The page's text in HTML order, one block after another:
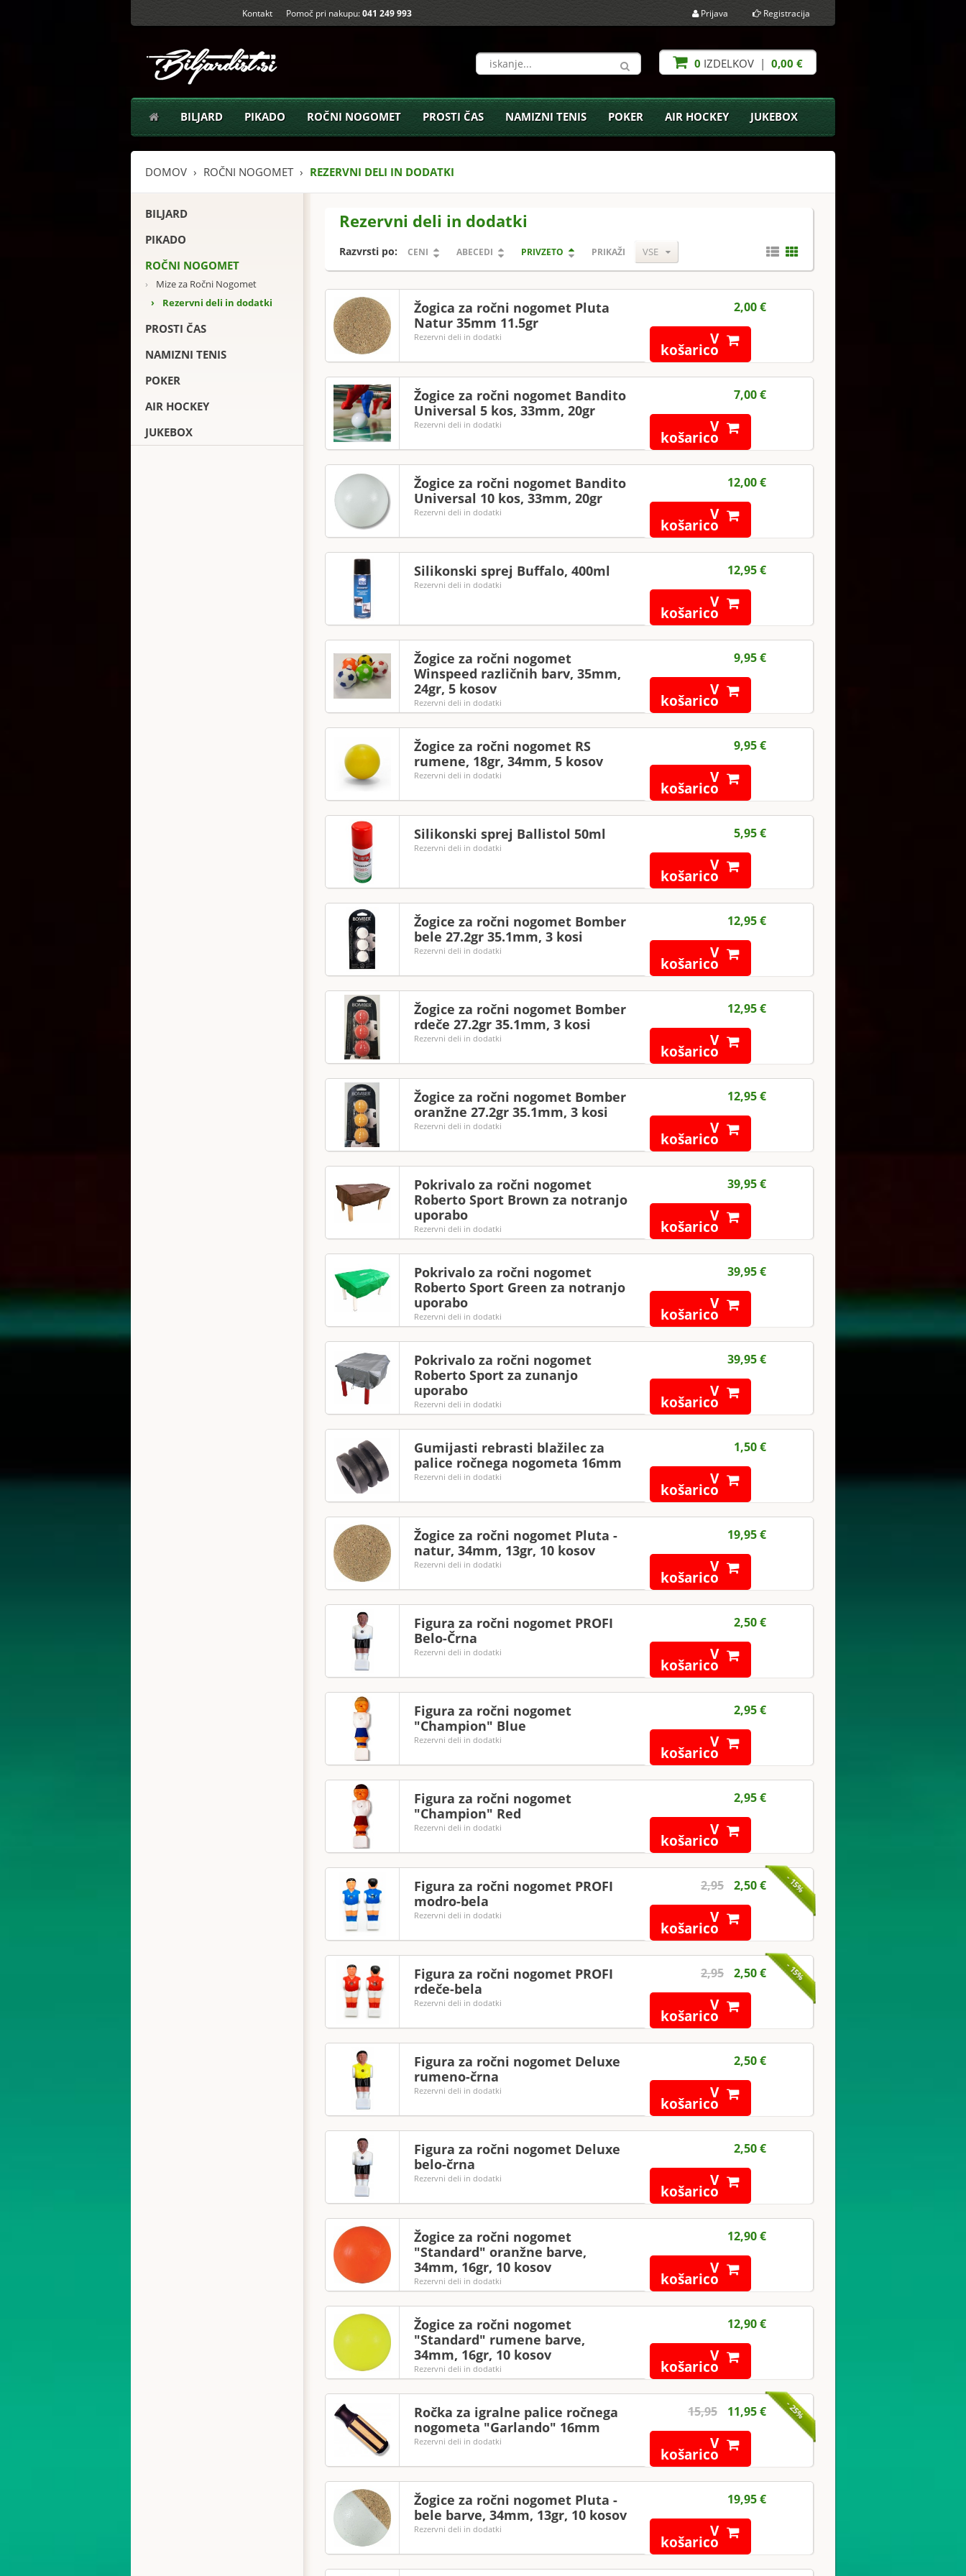
Kontakt Pomoč pri nakupu:041 249 993 Prijava Registracija
0 IZDELKOV | 0,00 €
BILJARD PIKADO ROČNI NOGOMET PROSTI ČAS NAMIZNI TENIS POKER AIR HOCKEY JUKEBOX
DOMOV ROČNI NOGOMET REZERVNI DELI IN DODATKI
BILJARD
PIKADO
ROČNI NOGOMET
›
Mize za Ročni Nogomet
›
Rezervni deli in dodatki
PROSTI ČAS
NAMIZNI TENIS
POKER
AIR HOCKEY
JUKEBOX
Rezervni deli in dodatki
Razvrsti po: CENI ABECEDI PRIVZETO PRIKAŽI VSE
Žogica za ročni nogomet Pluta
Natur 35mm 11.5gr
Rezervni deli in dodatki
2,00 €
V
košarico
Žogice za ročni nogomet Bandito
Universal 5 kos, 33mm, 20gr
Rezervni deli in dodatki
7,00 €
V
košarico
Žogice za ročni nogomet Bandito
Universal 10 kos, 33mm, 20gr
Rezervni deli in dodatki
12,00 €
V
košarico
Silikonski sprej Buffalo, 400ml
Rezervni deli in dodatki
12,95 €
V
košarico
Žogice za ročni nogomet
Winspeed različnih barv, 35mm,
24gr, 5 kosov
Rezervni deli in dodatki
9,95 €
V
košarico
Žogice za ročni nogomet RS
rumene, 18gr, 34mm, 5 kosov
Rezervni deli in dodatki
9,95 €
V
košarico
Silikonski sprej Ballistol 50ml
Rezervni deli in dodatki
5,95 €
V
košarico
Žogice za ročni nogomet Bomber
bele 27.2gr 35.1mm, 3 kosi
Rezervni deli in dodatki
12,95 €
V
košarico
Žogice za ročni nogomet Bomber
rdeče 27.2gr 35.1mm, 3 kosi
Rezervni deli in dodatki
12,95 €
V
košarico
Žogice za ročni nogomet Bomber
oranžne 27.2gr 35.1mm, 3 kosi
Rezervni deli in dodatki
12,95 €
V
košarico
Pokrivalo za ročni nogomet
Roberto Sport Brown za notranjo
uporabo
Rezervni deli in dodatki
39,95 €
V
košarico
Pokrivalo za ročni nogomet
Roberto Sport Green za notranjo
uporabo
Rezervni deli in dodatki
39,95 €
V
košarico
Pokrivalo za ročni nogomet
Roberto Sport za zunanjo
uporabo
Rezervni deli in dodatki
39,95 €
V
košarico
Gumijasti rebrasti blažilec za
palice ročnega nogometa 16mm
Rezervni deli in dodatki
1,50 €
V
košarico
Žogice za ročni nogomet Pluta -
natur, 34mm, 13gr, 10 kosov
Rezervni deli in dodatki
19,95 €
V
košarico
Figura za ročni nogomet PROFI
Belo-Črna
Rezervni deli in dodatki
2,50 €
V
košarico
Figura za ročni nogomet
"Champion" Blue
Rezervni deli in dodatki
2,95 €
V
košarico
Figura za ročni nogomet
"Champion" Red
Rezervni deli in dodatki
2,95 €
V
košarico
- 15%
Figura za ročni nogomet PROFI
modro-bela
Rezervni deli in dodatki
2,95 2,50 €
V
košarico
- 15%
Figura za ročni nogomet PROFI
rdeče-bela
Rezervni deli in dodatki
2,95 2,50 €
V
košarico
Figura za ročni nogomet Deluxe
rumeno-črna
Rezervni deli in dodatki
2,50 €
V
košarico
Figura za ročni nogomet Deluxe
belo-črna
Rezervni deli in dodatki
2,50 €
V
košarico
Žogice za ročni nogomet
"Standard" oranžne barve,
34mm, 16gr, 10 kosov
Rezervni deli in dodatki
12,90 €
V
košarico
Žogice za ročni nogomet
"Standard" rumene barve,
34mm, 16gr, 10 kosov
Rezervni deli in dodatki
12,90 €
V
košarico
- 25%
Ročka za igralne palice ročnega
nogometa "Garlando" 16mm
Rezervni deli in dodatki
15,95 11,95 €
V
košarico
Žogice za ročni nogomet Pluta -
bele barve, 34mm, 13gr, 10 kosov
Rezervni deli in dodatki
19,95 €
V
košarico